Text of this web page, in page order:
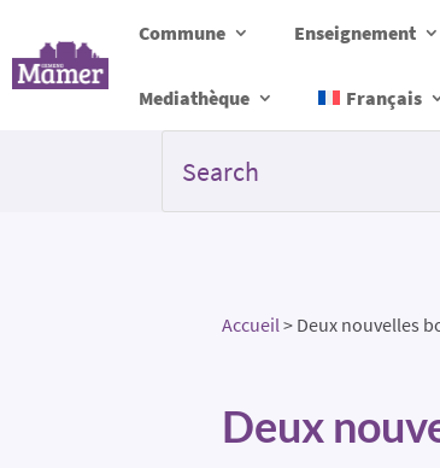
Commune Enseignement
Mediathèque Français
Accueil> Deux nouvelles
Deux